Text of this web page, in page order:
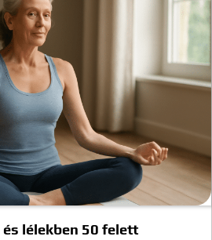
lélekben 50 felett